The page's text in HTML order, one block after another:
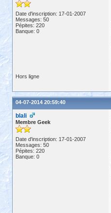
Date d'inscription: 17-01-2007
Messages: 50
Pépites: 220
Banque: 0
Hors ligne
04-07-2014 20:59:40
blali
Membre Geek
Date d'inscription: 17-01-2007
Messages: 50
Pépites: 220
Banque: 0